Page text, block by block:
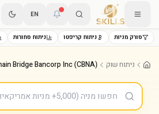
EN
סורק מניות ניתוח קריפטו ניתוח סחורות
ניתוח שוק Bridge Bancorp Inc (CBNA)